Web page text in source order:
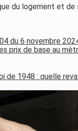
du logement et
du 6 novembre
prix de base au
de 1948 : quelle